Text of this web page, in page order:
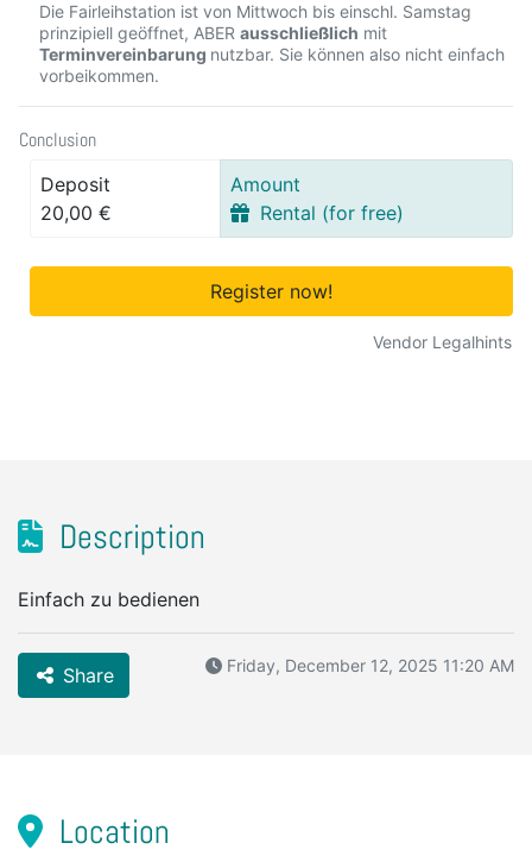
Die Fairleihstation ist von Mittwoch bis einschl. Samstag
prinzipiell geöffnet, ABER ausschließlich mit
Terminvereinbarung nutzbar. Sie können also nicht einfach
vorbeikommen.
Conclusion
Deposit
20,00 €
Amount
Rental (for free)
Register now!
Vendor Legalhints
Description
Einfach zu bedienen
Share Friday, December 12, 2025 11:20 AM
Location